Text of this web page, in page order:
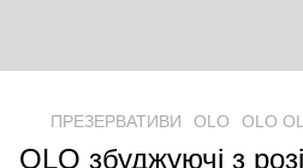
ПРЕЗЕРВАТИВИ OLO OLO
OLO збуджуючі з